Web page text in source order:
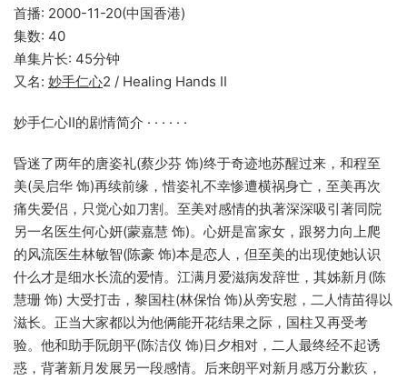
首播: 2000-11-20(中国香港)
集数: 40
单集片长: 45分钟
又名: 妙手仁心2 / Healing Hands II
妙手仁心II的剧情简介 · · · · · ·
昏迷了两年的唐姿礼(蔡少芬 饰)终于奇迹地苏醒过来，和程至
美(吴启华 饰)再续前缘，惜姿礼不幸惨遭横祸身亡，至美再次
痛失爱侣，只觉心如刀割。至美对感情的执著深深吸引著同院
另一名医生何心妍(蒙嘉慧 饰)。心妍是富家女，跟努力向上爬
的风流医生林敏智(陈豪 饰)本是恋人，但至美的出现使她认识
什么才是细水长流的爱情。江满月爱滋病发辞世，其姊新月(陈
慧珊 饰) 大受打击，黎国柱(林保怡 饰)从旁安慰，二人情苗得以
滋长。正当大家都以为他俩能开花结果之际，国柱又再受考
验。他和助手阮朗平(陈洁仪 饰)日夕相对，二人最终经不起诱
惑，背著新月发展另一段感情。后来朗平对新月感万分歉疚，